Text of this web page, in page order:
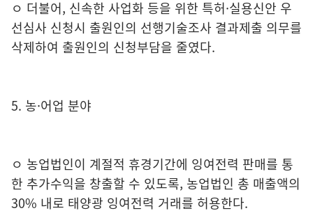
ㅇ 더불어, 신속한 사업화 등을 위한 특허·실용신안 우
선심사 신청시 출원인의 선행기술조사 결과제출 의무를
삭제하여 출원인의 신청부담을 줄였다.
5. 농·어업 분야
ㅇ 농업법인이 계절적 휴경기간에 잉여전력 판매를 통
한 추가수익을 창출할 수 있도록, 농업법인 총 매출액의
30% 내로 태양광 잉여전력 거래를 허용한다.